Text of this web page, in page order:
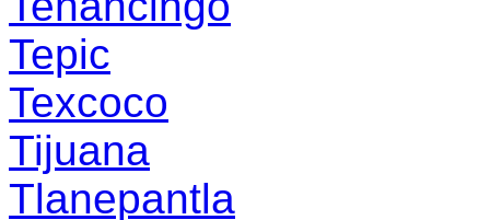
Tepic
Texcoco
Tijuana
Tlanepantla